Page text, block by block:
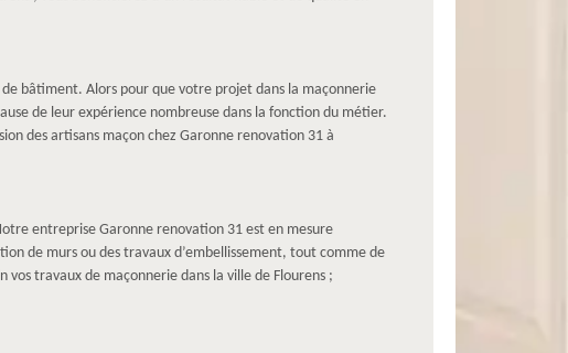
bâtiment. Alors pour que votre projet dans la maçonnerie
de leur expérience nombreuse dans la fonction du métier.
des artisans maçon chez Garonne renovation 31 à
entreprise Garonne renovation 31 est en mesure
de murs ou des travaux d’embellissement, tout comme de
travaux de maçonnerie dans la ville de Flourens ;